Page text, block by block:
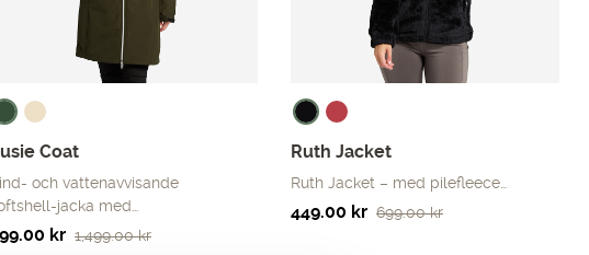
Coat
och vattenavvisande
jacka med…
1,499.00kr
kr
Ruth Jacket
Ruth Jacket – med pilefleece…
699.00kr
Det
449.00 kr
Det